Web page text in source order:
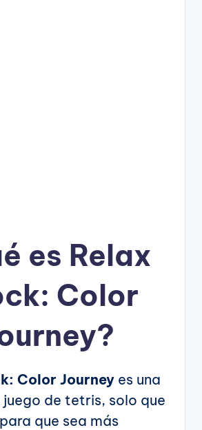
es Relax
Color
Color Journey es una
juego de tetris, solo que
que sea más